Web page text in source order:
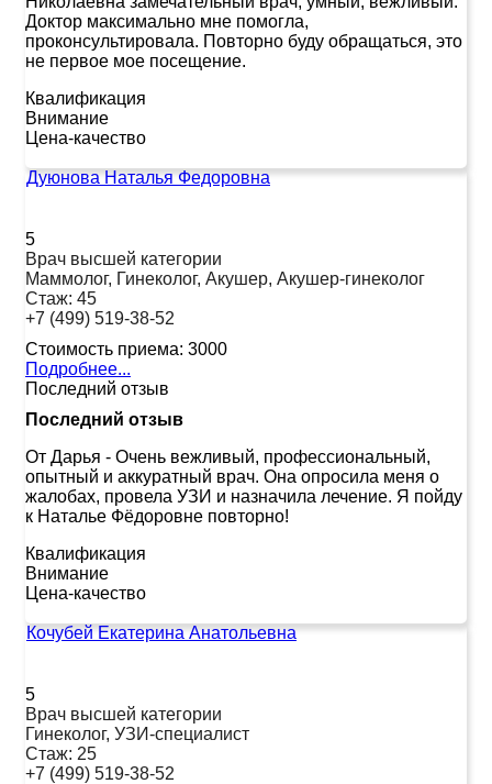
Доктор максимально мне помогла,
проконсультировала. Повторно буду обращаться, это
не первое мое посещение.
Квалификация
Внимание
Цена-качество
Дуюнова Наталья Федоровна
5
Врач высшей категории
Маммолог, Гинеколог, Акушер, Акушер-гинеколог
Стаж: 45
+7 (499) 519-38-52
Стоимость приема: 3000
Подробнее...
Последний отзыв
Последний отзыв
От Дарья - Очень вежливый, профессиональный,
опытный и аккуратный врач. Она опросила меня о
жалобах, провела УЗИ и назначила лечение. Я пойду
к Наталье Фёдоровне повторно!
Квалификация
Внимание
Цена-качество
Кочубей Екатерина Анатольевна
5
Врач высшей категории
Гинеколог, УЗИ-специалист
Стаж: 25
+7 (499) 519-38-52